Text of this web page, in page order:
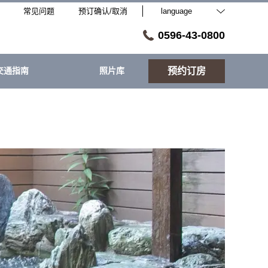
常见问题 预订确认/取消 language
0596-43-0800
通指南 照片库 预约订房